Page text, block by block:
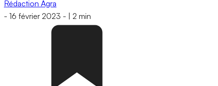
Rédaction Agra
- 16 février 2023 - 2 min